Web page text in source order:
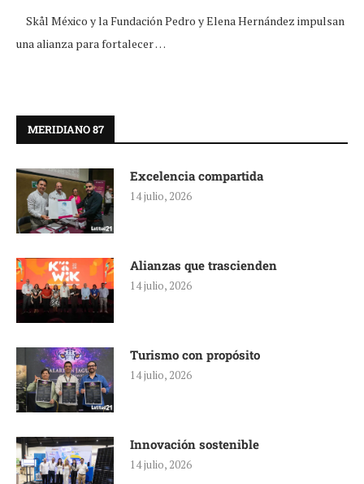
Skål México y la Fundación Pedro y Elena Hernández impulsan
una alianza para fortalecer …
MERIDIANO 87
Excelencia compartida
14 julio, 2026
Alianzas que trascienden
14 julio, 2026
Turismo con propósito
14 julio, 2026
Innovación sostenible
14 julio, 2026